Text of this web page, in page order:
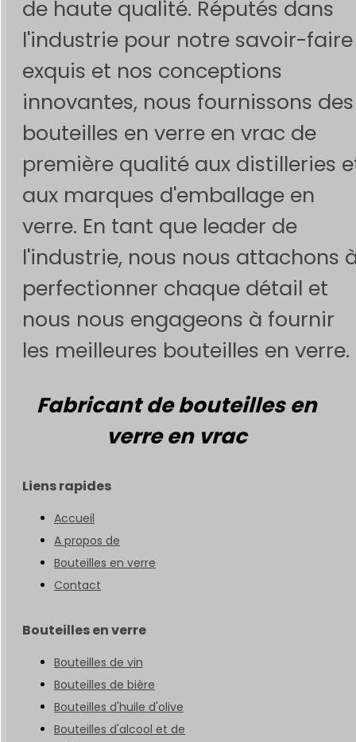
de haute qualité. Réputés dans
l'industrie pour notre savoir-faire
exquis et nos conceptions
innovantes, nous fournissons des
bouteilles en verre en vrac de
première qualité aux distilleries
aux marques d'emballage en
verre. En tant que leader de
l'industrie, nous nous attachons
perfectionner chaque détail et
nous nous engageons à fournir
les meilleures bouteilles en verre.
Fabricant de bouteilles en
verre en vrac
Liens rapides
Accueil
A propos de
Bouteilles en verre
Contact
Bouteilles en verre
Bouteilles de vin
Bouteilles de bière
Bouteilles d'huile d'olive
Bouteilles d'alcool et de